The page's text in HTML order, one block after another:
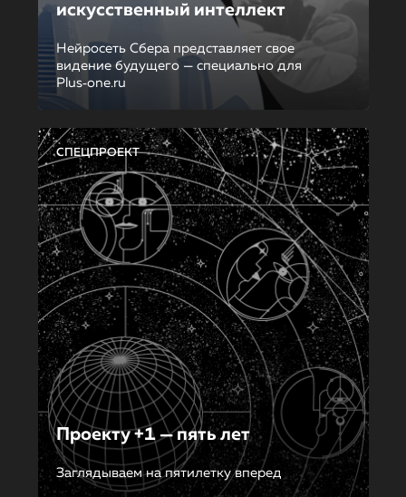
искусственный интеллект
Нейросеть Сбера представляет свое
видение будущего — специально для
Plus‑one.ru
СПЕЦПРОЕКТ
Проекту +1 — пять лет
Заглядываем на пятилетку вперед